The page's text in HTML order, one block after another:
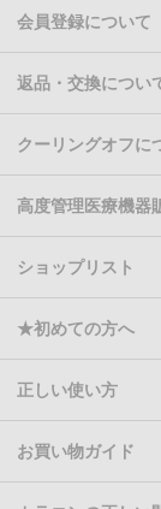
会員登録について
返品・交換につい
クーリングオフに
高度管理医療機器
ショップリスト
★初めての方へ
正しい使い方
お買い物ガイド